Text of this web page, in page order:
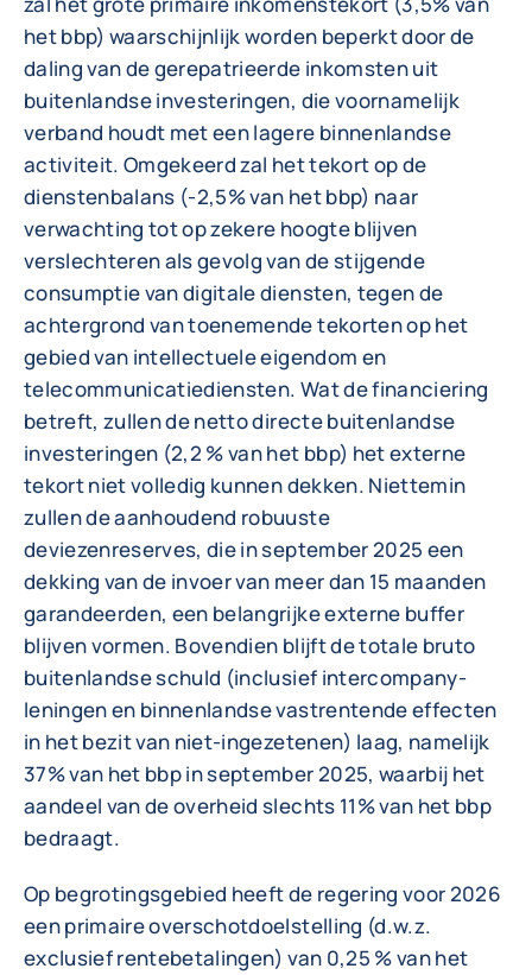
het bbp) waarschijnlijk worden beperkt door de
daling van de gerepatrieerde inkomsten uit
buitenlandse investeringen, die voornamelijk
verband houdt met een lagere binnenlandse
activiteit. Omgekeerd zal het tekort op de
dienstenbalans (-2,5% van het bbp) naar
verwachting tot op zekere hoogte blijven
verslechteren als gevolg van de stijgende
consumptie van digitale diensten, tegen de
achtergrond van toenemende tekorten op het
gebied van intellectuele eigendom en
telecommunicatiediensten. Wat de financiering
betreft, zullen de netto directe buitenlandse
investeringen (2,2 % van het bbp) het externe
tekort niet volledig kunnen dekken. Niettemin
zullen de aanhoudend robuuste
deviezenreserves, die in september 2025 een
dekking van de invoer van meer dan 15 maanden
garandeerden, een belangrijke externe buffer
blijven vormen. Bovendien blijft de totale bruto
buitenlandse schuld (inclusief intercompany-
leningen en binnenlandse vastrentende effecten
in het bezit van niet-ingezetenen) laag, namelijk
37% van het bbp in september 2025, waarbij het
aandeel van de overheid slechts 11% van het bbp
bedraagt.
Op begrotingsgebied heeft de regering voor 2026
een primaire overschotdoelstelling (d.w.z.
exclusief rentebetalingen) van 0,25 % van het